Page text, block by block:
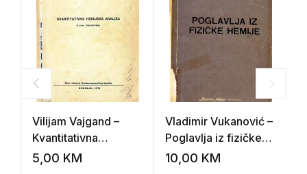
Vilijam Vajgand –
Kvantitativna
hemijska analiza:
5,00 KM
Vladimir Vukanović –
Poglavlja iz fizičke
hemije
10,00 KM